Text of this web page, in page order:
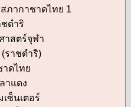
ภากาชาดไทย 1
ดำริ
สตร์จุฬา
ราชดำริ)
ดไทย
าแดง
ซ็นเตอร์